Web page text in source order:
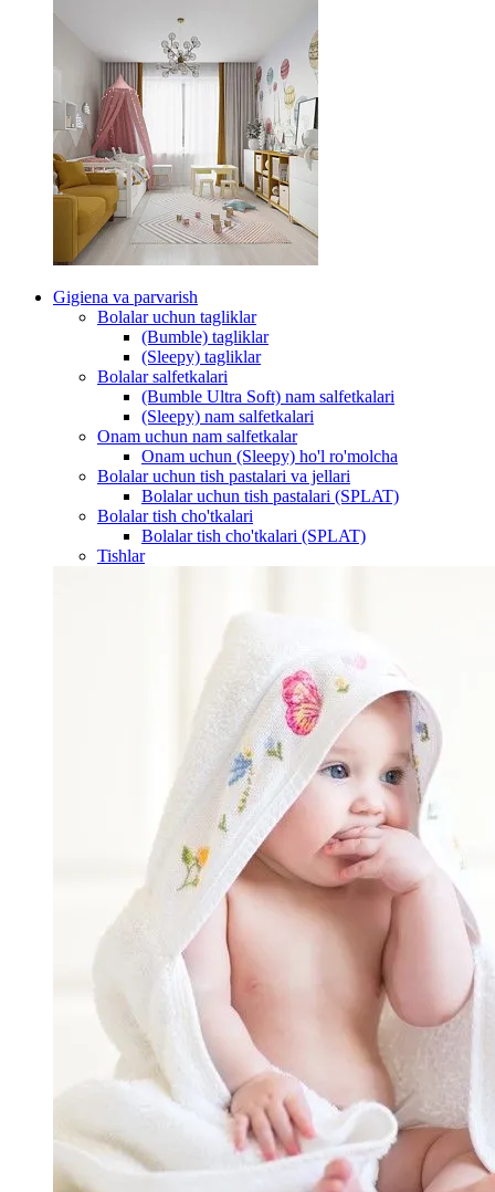
Gigiena va parvarish
Bolalar uchun tagliklar
(Bumble) tagliklar
(Sleepy) tagliklar
Bolalar salfetkalari
(Bumble Ultra Soft) nam salfetkalari
(Sleepy) nam salfetkalari
Onam uchun nam salfetkalar
Onam uchun (Sleepy) ho'l ro'molcha
Bolalar uchun tish pastalari va jellari
Bolalar uchun tish pastalari (SPLAT)
Bolalar tish cho'tkalari
Bolalar tish cho'tkalari (SPLAT)
Tishlar